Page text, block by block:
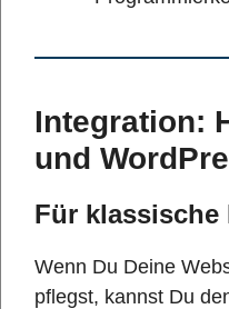
Integration:
und
Für klassische
Wenn Du Deine
pflegst, kannst Du